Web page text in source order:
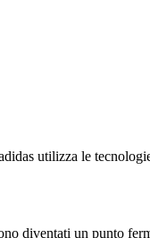
utilizza le
diventati un punto